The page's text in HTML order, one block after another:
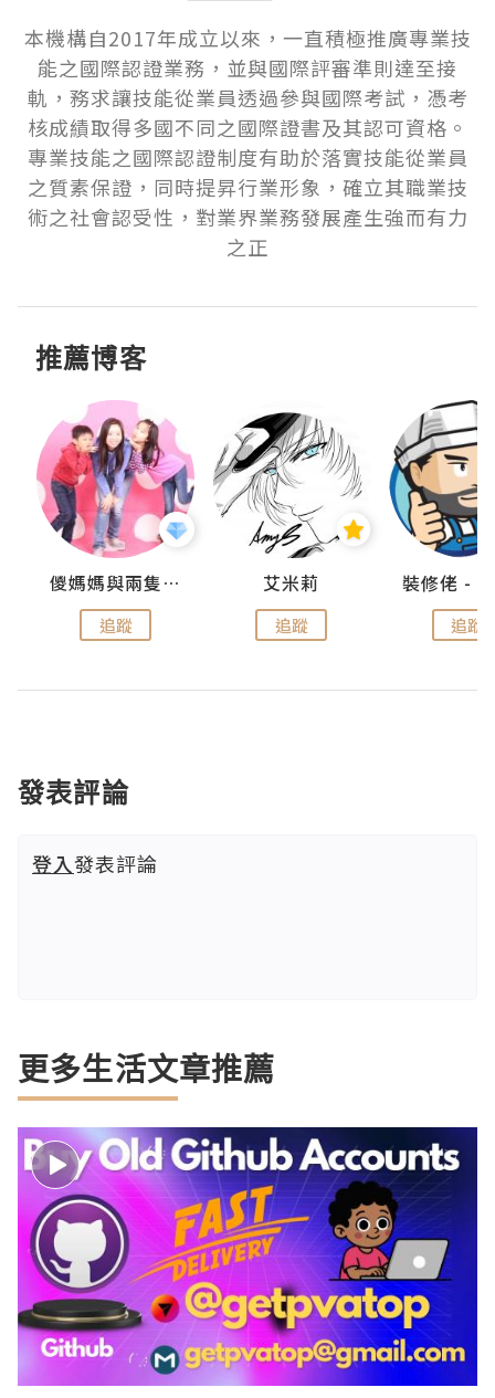
本機構自2017年成立以來，一直積極推廣專業技
能之國際認證業務，並與國際評審準則達至接
軌，務求讓技能從業員透過參與國際考試，憑考
核成績取得多國不同之國際證書及其認可資格。
專業技能之國際認證制度有助於落實技能從業員
之質素保證，同時提昇行業形象，確立其職業技
術之社會認受性，對業界業務發展產生強而有力
之正
推薦博客
儍媽媽與兩隻小魔怪之家
追蹤
艾米莉
追蹤 追蹤
發表評論
登入發表評論
更多生活文章推薦